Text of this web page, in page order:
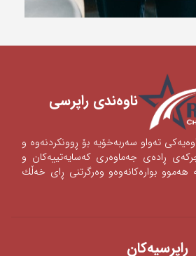
ناوه‌ندی ‌راپرسی
ته‌واو سه‌ربه‌خۆیه‌ بۆ ڕوونكردنه‌وه‌ و
ڕاده‌ی‌ جه‌ماوه‌ری‌ كه‌سایه‌تییه‌كان و
بواره‌كانه‌وه‌‌‌و وه‌رگرتنی‌ ڕای‌ خه‌ڵك
ڕاپرسیه‌كان